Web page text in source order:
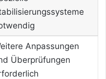
Anpassungen
Überprüfungen